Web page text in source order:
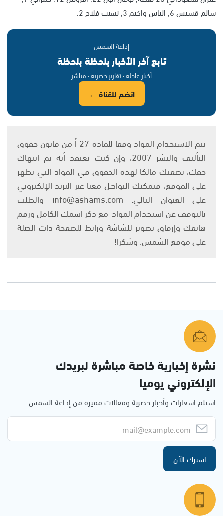
سالم قسيس 6, الياس واكيم 3, نسيب فلاح 2.
إذاعة الشمس
تابع آخر الأخبار بلحظة بلحظة
أخبار عاجلة · تقارير حصرية · مباشر
انضم للقناة ←
يتم الاستخدام المواد وفقًا للمادة 27 أ من قانون حقوق
التأليف والنشر 2007، وإن كنت تعتقد أنه تم انتهاك
حقك، بصفتك مالكًا لهذه الحقوق في المواد التي تظهر
على الموقع، فيمكنك التواصل معنا عبر البريد الإلكتروني
على العنوان التالي: info@ashams.com والطلب
بالتوقف عن استخدام المواد، مع ذكر اسمك الكامل ورقم
هاتفك وإرفاق تصوير للشاشة ورابط للصفحة ذات الصلة
على موقع الشمس. وشكرًا!
نشرة إخبارية خاصة مباشرة لبريدك
الإلكتروني يوميا
استلم اشعارات وأخبار حصرية ومقالات مميزة من إذاعة الشمس
اشترك الآن